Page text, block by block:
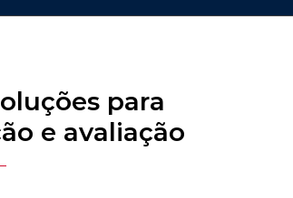
para
e avaliação